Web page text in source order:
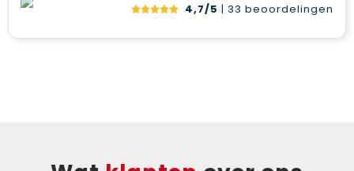
4,7/5 | 33 beoordelingen